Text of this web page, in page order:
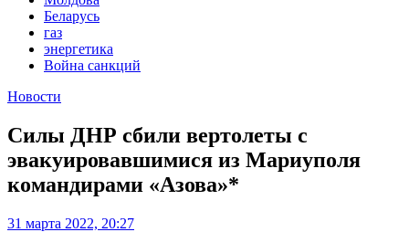
Беларусь
газ
энергетика
Война санкций
Новости
Силы ДНР сбили вертолеты с
эвакуировавшимися из Мариуполя
командирами «Азова»*
31 марта 2022, 20:27